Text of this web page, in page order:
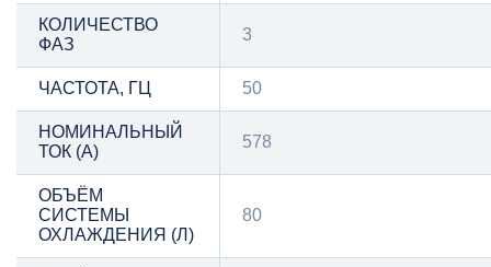
КОЛИЧЕСТВО
ФАЗ
3
ЧАСТОТА, ГЦ 50
НОМИНАЛЬНЫЙ
ТОК (А)
578
ОБЪЁМ
СИСТЕМЫ
ОХЛАЖДЕНИЯ (Л)
80